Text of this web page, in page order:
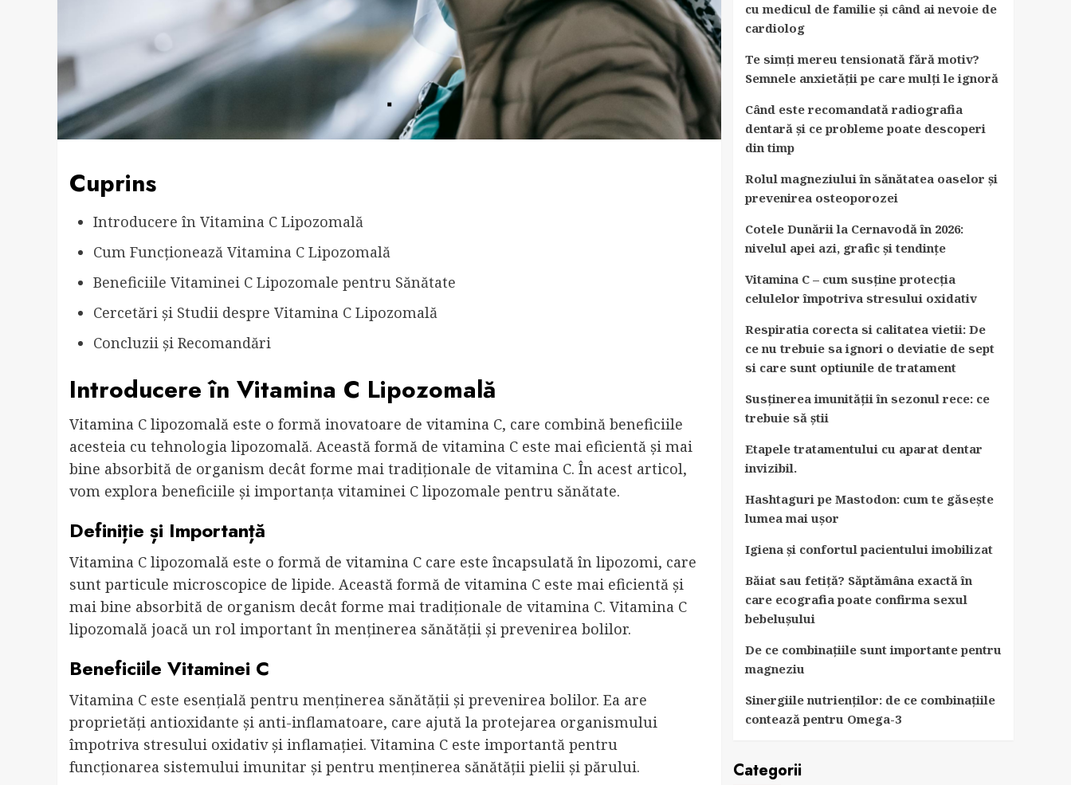
Cuprins
Introducere în Vitamina C Lipozomală
Cum Funcționează Vitamina C Lipozomală
Beneficiile Vitaminei C Lipozomale pentru Sănătate
Cercetări și Studii despre Vitamina C Lipozomală
Concluzii și Recomandări
Introducere în Vitamina C Lipozomală
Vitamina C lipozomală este o formă inovatoare de vitamina C, care combină beneficiile
acesteia cu tehnologia lipozomală. Această formă de vitamina C este mai eficientă și mai
bine absorbită de organism decât forme mai tradiționale de vitamina C. În acest articol,
vom explora beneficiile și importanța vitaminei C lipozomale pentru sănătate.
Definiție și Importanță
Vitamina C lipozomală este o formă de vitamina C care este încapsulată în lipozomi, care
sunt particule microscopice de lipide. Această formă de vitamina C este mai eficientă și
mai bine absorbită de organism decât forme mai tradiționale de vitamina C. Vitamina C
lipozomală joacă un rol important în menținerea sănătății și prevenirea bolilor.
Beneficiile Vitaminei C
Vitamina C este esențială pentru menținerea sănătății și prevenirea bolilor. Ea are
proprietăți antioxidante și anti-inflamatoare, care ajută la protejarea organismului
împotriva stresului oxidativ și inflamației. Vitamina C este importantă pentru
funcționarea sistemului imunitar și pentru menținerea sănătății pielii și părului.
cu medicul de familie și când ai nevoie de
cardiolog
Te simți mereu tensionată fără motiv?
Semnele anxietății pe care mulți le ignoră
Când este recomandată radiografia
dentară și ce probleme poate descoperi
din timp
Rolul magneziului în sănătatea oaselor și
prevenirea osteoporozei
Cotele Dunării la Cernavodă în 2026:
nivelul apei azi, grafic și tendințe
Vitamina C – cum susține protecția
celulelor împotriva stresului oxidativ
Respiratia corecta si calitatea vietii: De
ce nu trebuie sa ignori o deviatie de sept
si care sunt optiunile de tratament
Susținerea imunității în sezonul rece: ce
trebuie să știi
Etapele tratamentului cu aparat dentar
invizibil.
Hashtaguri pe Mastodon: cum te găsește
lumea mai ușor
Igiena și confortul pacientului imobilizat
Băiat sau fetiță? Săptămâna exactă în
care ecografia poate confirma sexul
bebelușului
De ce combinațiile sunt importante pentru
magneziu
Sinergiile nutrienților: de ce combinațiile
contează pentru Omega-3
Categorii